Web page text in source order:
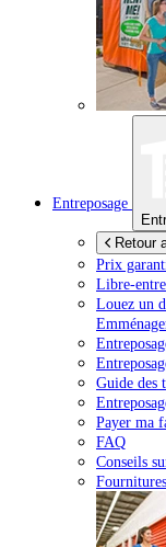
Entreposage
Retour
Prix
Libre-
Louez un
Guide des
Payer ma
FAQ
Conseils